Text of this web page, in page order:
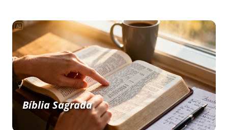
Bíblia Sagrada